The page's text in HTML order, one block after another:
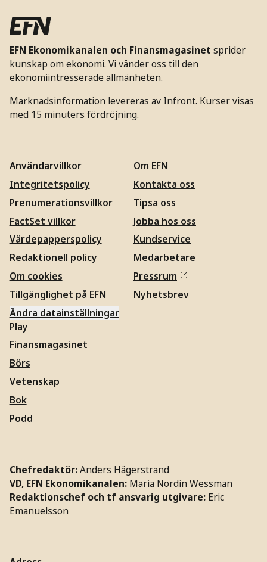
EFN Ekonomikanalen och Finansmagasinet sprider
kunskap om ekonomi. Vi vänder oss till den
ekonomiintresserade allmänheten.
Marknadsinformation levereras av Infront. Kurser visas
med 15 minuters fördröjning.
Användarvillkor
Integritetspolicy
Prenumerationsvillkor
FactSet villkor
Värdepapperspolicy
Redaktionell policy
Om cookies
Tillgänglighet på EFN
Ändra datainställningar
Om EFN
Kontakta oss
Tipsa oss
Jobba hos oss
Kundservice
Medarbetare
Pressrum
Nyhetsbrev
Play
Finansmagasinet
Börs
Vetenskap
Bok
Podd
Chefredaktör:Anders Hägerstrand
VD, EFN Ekonomikanalen: Maria Nordin Wessman
Redaktionschef och tf ansvarig utgivare: Eric
Emanuelsson